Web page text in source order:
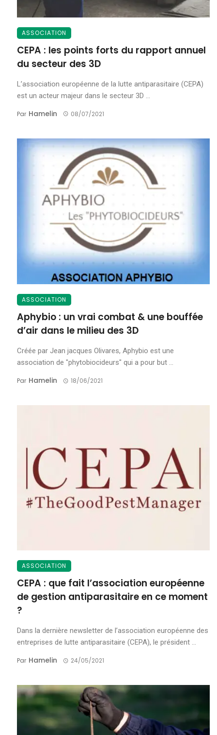
ASSOCIATION
CEPA : les points forts du rapport annuel
du secteur des 3D
L’association européenne de la lutte antiparasitaire (CEPA)
est un acteur majeur dans le secteur 3D ...
Par Hamelin 08/07/2021
ASSOCIATION
Aphybio : un vrai combat & une bouffée
d’air dans le milieu des 3D
Créée par Jean jacques Olivares, Aphybio est une
association de "phytobiocideurs" qui a pour but ...
Par Hamelin 18/06/2021
ASSOCIATION
CEPA : que fait l’association européenne
de gestion antiparasitaire en ce moment
?
Dans la dernière newsletter de l’association européenne des
entreprises de lutte antiparasitaire (CEPA), le président ...
Par Hamelin 24/05/2021